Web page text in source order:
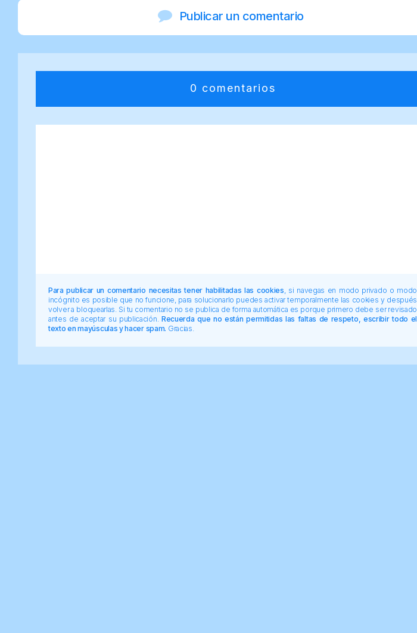
Publicar un comentario
0 comentarios
Para publicar un comentario necesitas tener habilitadas las cookies , si navegas en modo privado o modo
incógnito es posible que no funcione, para solucionarlo puedes activar temporalmente las cookies y después
volver a bloquearlas. Si tu comentario no se publica de forma automática es porque primero debe ser revisado
antes de aceptar su publicación. Recuerda que no están permitidas las faltas de respeto, escribir todo el
texto en mayúsculas y hacer spam. Gracias.